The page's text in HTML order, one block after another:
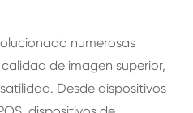
numerosas
de imagen superior,
Desde dispositivos